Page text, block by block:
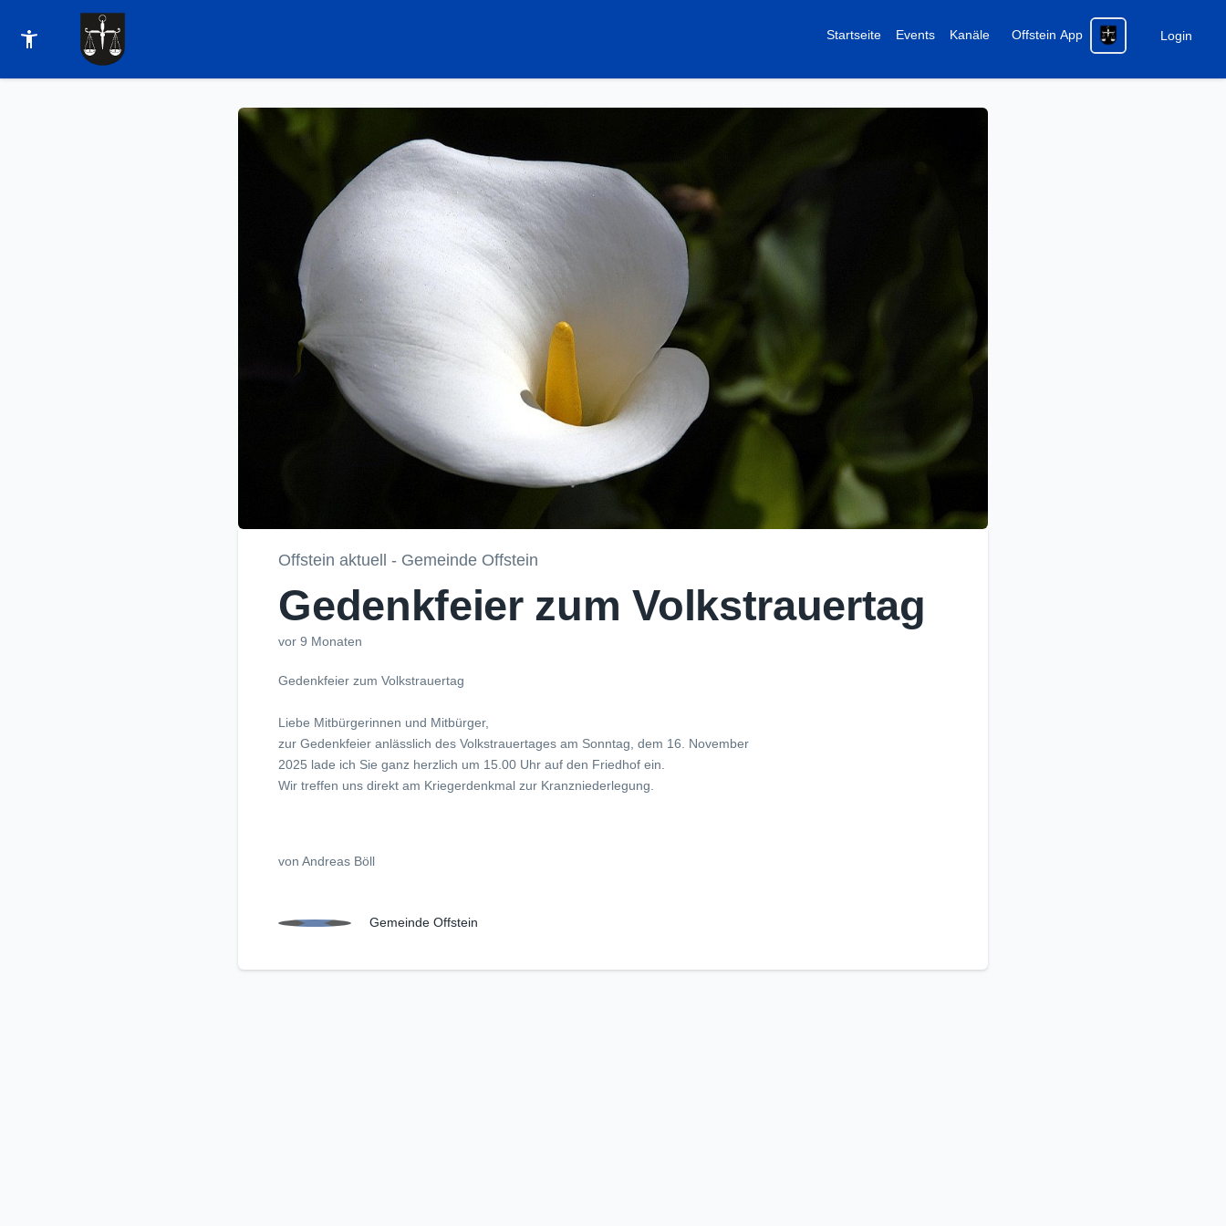
Startseite Events Kanäle Offstein App Login
Offstein aktuell - Gemeinde Offstein
Gedenkfeier zum Volkstrauertag
vor 9 Monaten
Gedenkfeier zum Volkstrauertag
Liebe Mitbürgerinnen und Mitbürger,
zur Gedenkfeier anlässlich des Volkstrauertages am Sonntag, dem 16. November
2025 lade ich Sie ganz herzlich um 15.00 Uhr auf den Friedhof ein.
Wir treffen uns direkt am Kriegerdenkmal zur Kranzniederlegung.
von Andreas Böll
Gemeinde Offstein